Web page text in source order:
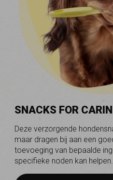
SNACKS FOR
Deze verzorgende
maar dragen bij aan een
toevoeging van bepaalde
specifieke noden kan helpen.